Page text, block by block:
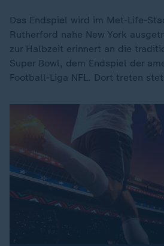
Das Endspiel wird im Met-Life-
Rutherford nahe New York
zur Halbzeit erinnert an die
Super Bowl, dem Endspiel der
Football-Liga NFL. Dort treten